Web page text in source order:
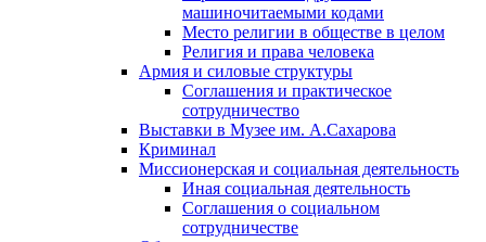
машиночитаемыми кодами
Место религии в обществе в целом
Религия и права человека
Армия и силовые структуры
Соглашения и практическое
сотрудничество
Выставки в Музее им. А.Сахарова
Криминал
Миссионерская и социальная деятельность
Иная социальная деятельность
Соглашения о социальном
сотрудничестве